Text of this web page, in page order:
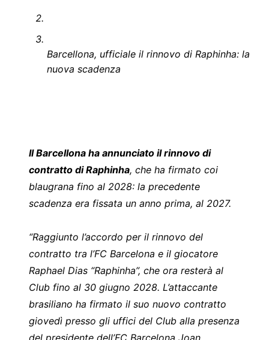
Barcellona, ufficiale il rinnovo di Raphinha: la
nuova scadenza
Il Barcellona ha annunciato il rinnovo di
contratto di Raphinha, che ha firmato coi
blaugrana fino al 2028: la precedente
scadenza era fissata un anno prima, al 2027.
“Raggiunto l’accordo per il rinnovo del
contratto tra l’FC Barcelona e il giocatore
Raphael Dias “Raphinha”, che ora resterà al
Club fino al 30 giugno 2028. L’attaccante
brasiliano ha firmato il suo nuovo contratto
giovedì presso gli uffici del Club alla presenza